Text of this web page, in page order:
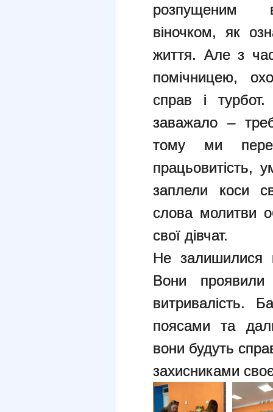
розпущеним
віночком, як
життя. Але з
помічницею,
справ і
заважало –
тому ми
працьовитість,
заплели коси
слова молитви
свої дівчат.
Не залишилися
Вони
витривалість.
поясами та
вони будуть
захисниками